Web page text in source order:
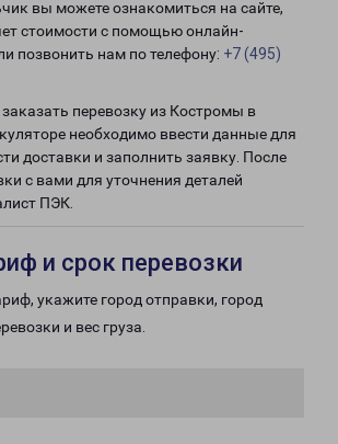
вы можете ознакомиться на сайте,
стоимости с помощью онлайн-
позвонить нам по телефону: +7 (495)
перевозку из Костромы в
необходимо ввести данные для
доставки и заполнить заявку. После
с вами для уточнения деталей
ПЭК.
и срок перевозки
укажите город отправки, город
и вес груза.